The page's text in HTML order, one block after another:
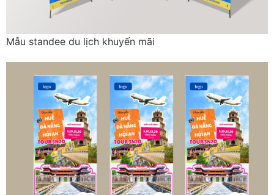
Mẫu standee du lịch khuyến mãi